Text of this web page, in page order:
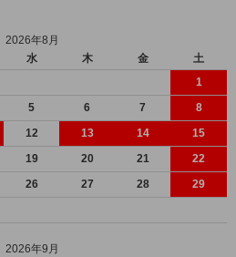
2026年8月
水 木 金
土
1
5 6 7
8
12 13 14
15
19 20 21
22
26 27 28
29
2026年9月